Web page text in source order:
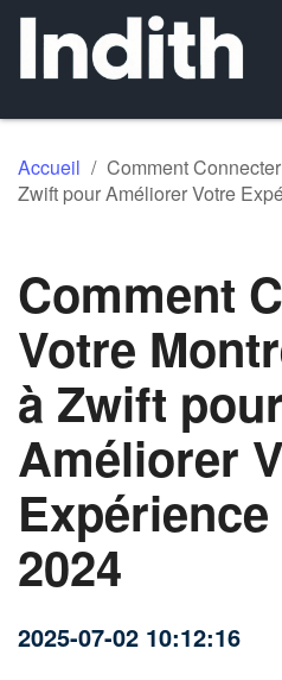
Accueil / Comment
Zwift pour Améliorer Votre
Comment
Votre
à Zwift pour
Améliorer
2024
2025-07-02 10:12:16